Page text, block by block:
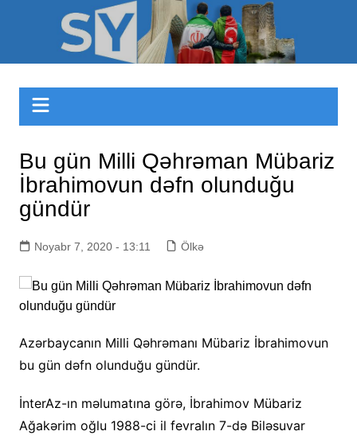
Sizinyol.org
Bu gün Milli Qəhrəman Mübariz
İbrahimovun dəfn olunduğu
gündür
Noyabr 7, 2020 - 13:11 Ölkə
Azərbaycanın Milli Qəhrəmanı Mübariz İbrahimovun
bu gün dəfn olunduğu gündür.
İnterAz-ın məlumatına görə, İbrahimov Mübariz
Ağakərim oğlu 1988-ci il fevralın 7-də Biləsuvar